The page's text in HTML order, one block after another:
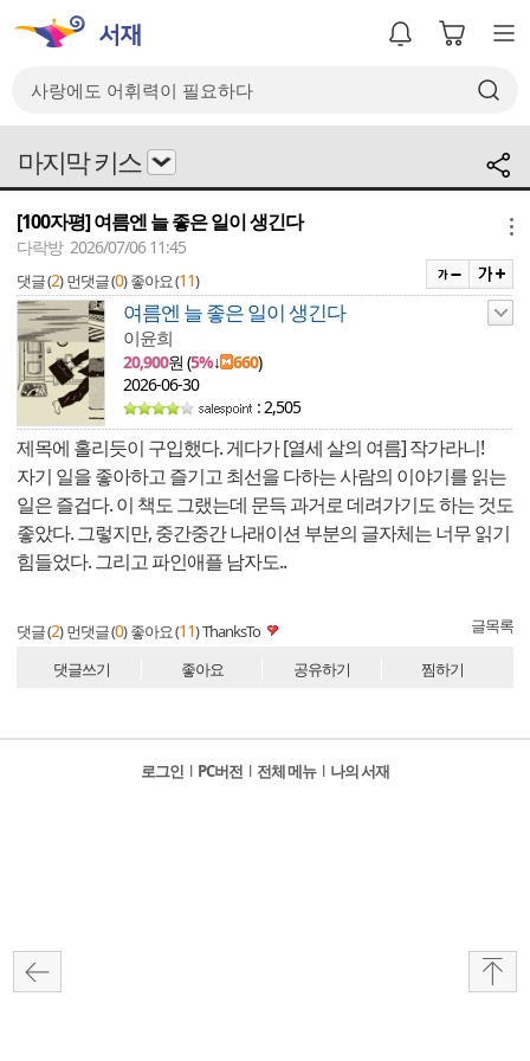
마지막 키스
[100자평] 여름엔 늘 좋은 일이 생긴다
다락방 2026/07/06 11:45
댓글 (2) 먼댓글 (0) 좋아요 (11)
여름엔 늘 좋은 일이 생긴다
이윤희
20,900원 (5%↓ 660)
2026-06-30
: 2,505
제목에 홀리듯이 구입했다. 게다가 [열세 살의 여름] 작가라니!
자기 일을 좋아하고 즐기고 최선을 다하는 사람의 이야기를 읽는
일은 즐겁다. 이 책도 그랬는데 문득 과거로 데려가기도 하는 것도
좋았다. 그렇지만, 중간중간 나래이션 부분의 글자체는 너무 읽기
힘들었다. 그리고 파인애플 남자도..
댓글 (2) 먼댓글 (0) 좋아요 (11)ThanksTo 글목록
댓글쓰기 좋아요 공유하기 찜하기
로그인 l PC버전 l 전체 메뉴 l 나의 서재